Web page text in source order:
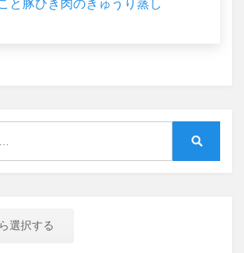
と豚ひき肉のきゅうり蒸し
選択する